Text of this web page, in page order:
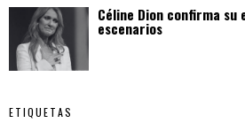
Céline Dion confirma
escenarios
ETIQUETAS